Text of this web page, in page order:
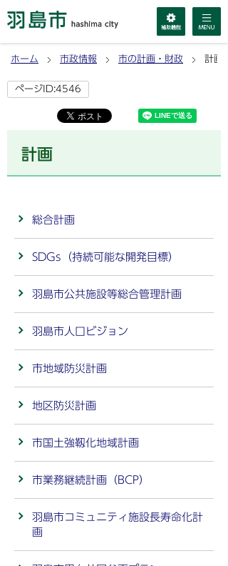
ホーム 市政情報 市の計画・財政 計画
ページID:4546
計画
総合計画
SDGs（持続可能な開発目標）
羽島市公共施設等総合管理計画
羽島市人口ビジョン
市地域防災計画
地区防災計画
市国土強靱化地域計画
市業務継続計画（BCP）
羽島市コミュニティ施設長寿命化計
画